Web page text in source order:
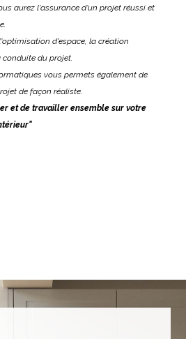
aurez l'assurance d'un projet réussi et
d'espace, la création
du projet.
vous permets également de
de façon réaliste.
et de travailler ensemble sur votre